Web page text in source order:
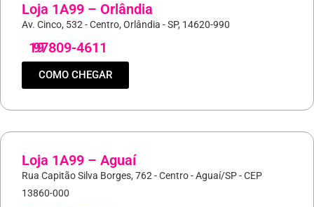
Loja 1A99 – Orlândia
Av. Cinco, 532 - Centro, Orlândia - SP, 14620-990
19
97809-4611
COMO CHEGAR
Loja 1A99 – Aguaí
Rua Capitão Silva Borges, 762 - Centro - Aguaí/SP - CEP
13860-000